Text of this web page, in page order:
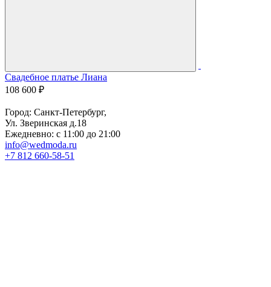
Свадебное платье Лиана
108 600 ₽
Город: Санкт-Петербург,
Ул. Зверинская д.18
Ежедневно: с 11:00 до 21:00
info@wedmoda.ru
+7 812 660-58-51